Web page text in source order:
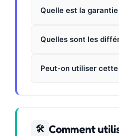
Quelle est la
Quelles sont les
Peut-on utiliser
🛠 Comment